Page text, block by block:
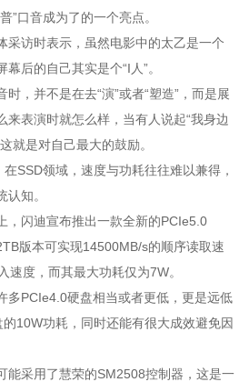
”口音成为了的一个亮点。
访时表示，虽然电影中的太乙是一个
后的自己其实是个“I人”。
并不是在去“演”或者“塑造”，而是展
来表演时就怎么样，当有人说起“我身边
就是对自己最大的鼓励。
领域，速度与功耗往往难以兼得，
知。
闪迪宣布推出一款全新的PCIe5.0
版本可实现14500MB/s的顺序读取速
速度，而其最大功耗仅为7W。
PCIe4.0硬盘相当或者更低，更是远低
10W功耗，同时还能有很大成效避免因
采用了慧荣的SM2508控制器，这是一